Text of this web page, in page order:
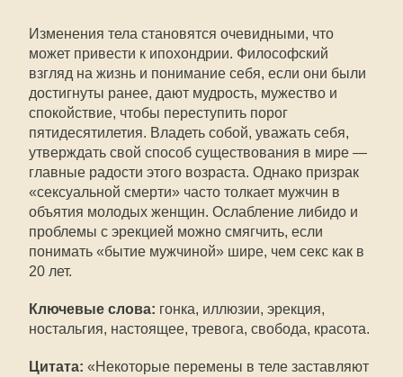
Изменения тела становятся очевидными, что
может привести к ипохондрии. Философский
взгляд на жизнь и понимание себя, если они были
достигнуты ранее, дают мудрость, мужество и
спокойствие, чтобы переступить порог
пятидесятилетия. Владеть собой, уважать себя,
утверждать свой способ существования в мире —
главные радости этого возраста. Однако призрак
«сексуальной смерти» часто толкает мужчин в
объятия молодых женщин. Ослабление либидо и
проблемы с эрекцией можно смягчить, если
понимать «бытие мужчиной» шире, чем секс как в
20 лет.
Ключевые слова: гонка, иллюзии, эрекция,
ностальгия, настоящее, тревога, свобода, красота.
Цитата: «Некоторые перемены в теле заставляют